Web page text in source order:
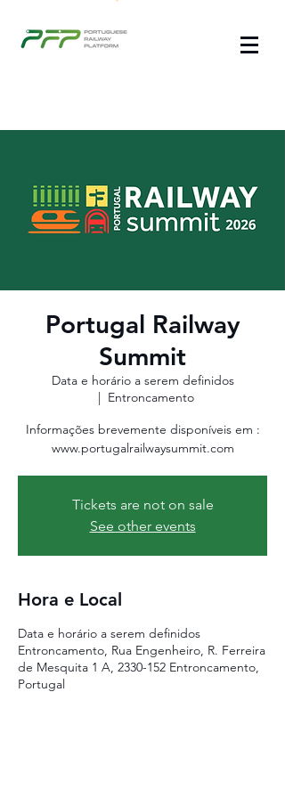
Portugal Railway
Summit
Data e horário a serem definidos
  |
Entroncamento
Informações brevemente disponíveis em :
www.portugalrailwaysummit.com
Tickets are not on sale
See other events
Hora e Local
Data e horário a serem definidos
Entroncamento, Rua Engenheiro, R. Ferreira
de Mesquita 1 A, 2330-152 Entroncamento,
Portugal